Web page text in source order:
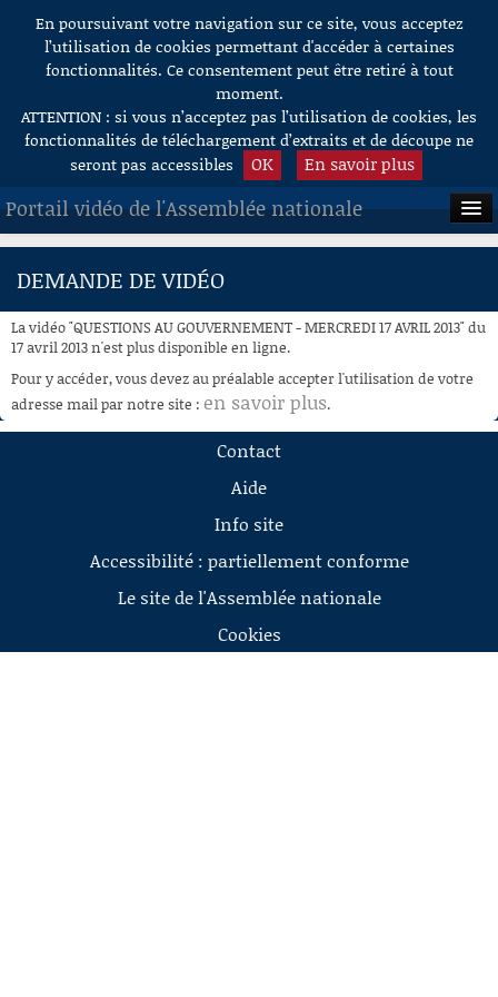
Aller au contenu
En poursuivant votre navigation sur ce site, vous acceptez
l’utilisation de cookies permettant d'accéder à certaines
fonctionnalités. Ce consentement peut être retiré à tout
moment.
ATTENTION : si vous n’acceptez pas l’utilisation de cookies, les
fonctionnalités de téléchargement d’extraits et de découpe ne
seront pas accessibles
OK En savoir plus
Portail vidéo de l'Assemblée nationale
ACCUEIL
À LA DEMANDE
RECHERCHE
AIDE À LA DÉCOUPE
DEMANDE DE VIDÉO
La vidéo "QUESTIONS AU GOUVERNEMENT - MERCREDI 17 AVRIL 2013" du
17 avril 2013 n'est plus disponible en ligne.
Pour y accéder, vous devez au préalable accepter l'utilisation de votre
adresse mail par notre site : en savoir plus.
Contact
Aide
Info site
Accessibilité : partiellement conforme
Le site de l'Assemblée nationale
Cookies